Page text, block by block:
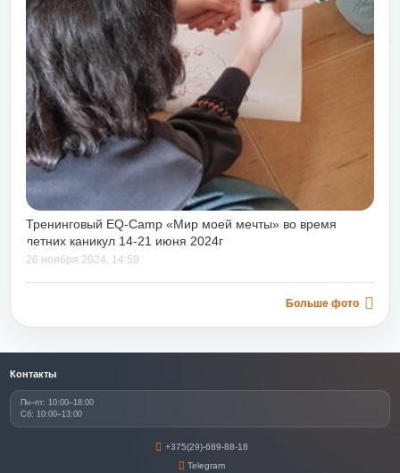
Тренинговый EQ-Camp «Мир моей мечты» во время
летних каникул 14-21 июня 2024г
26 ноября 2024, 14:59
Больше фото
Контакты
+375(29)-689-88-18
Telegram
Пн–пт: 10:00–18:00
Сб: 10:00–13:00